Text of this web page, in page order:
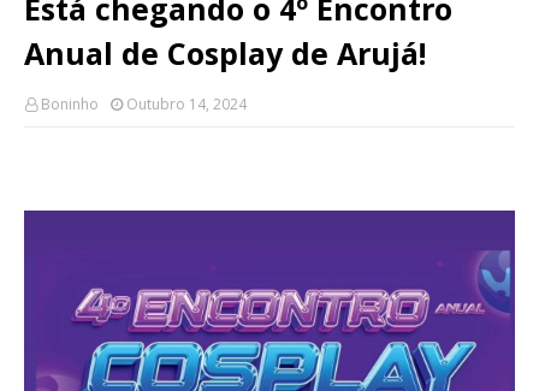
Está chegando o 4º Encontro
Anual de Cosplay de Arujá!
Boninho Outubro 14, 2024